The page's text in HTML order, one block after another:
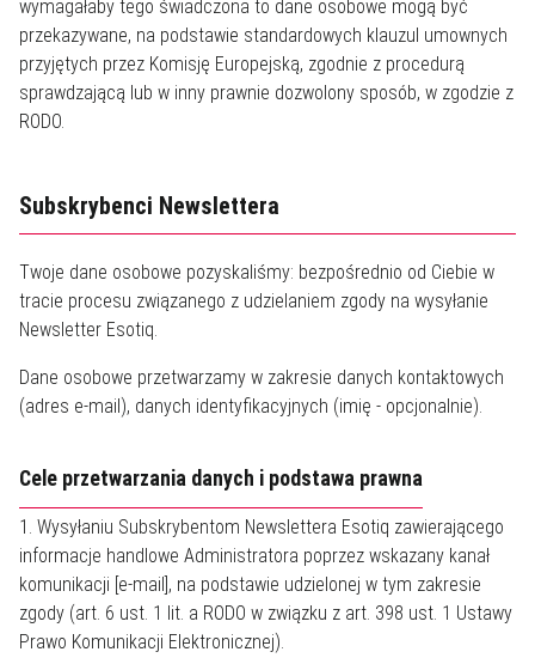
wymagałaby tego świadczona to dane osobowe mogą być
przekazywane, na podstawie standardowych klauzul umownych
przyjętych przez Komisję Europejską, zgodnie z procedurą
sprawdzającą lub w inny prawnie dozwolony sposób, w zgodzie z
RODO.
Subskrybenci Newslettera
Twoje dane osobowe pozyskaliśmy: bezpośrednio od Ciebie w
tracie procesu związanego z udzielaniem zgody na wysyłanie
Newsletter Esotiq.
Dane osobowe przetwarzamy w zakresie danych kontaktowych
(adres e-mail), danych identyfikacyjnych (imię - opcjonalnie).
Cele przetwarzania danych i podstawa prawna
1. Wysyłaniu Subskrybentom Newslettera Esotiq zawierającego
informacje handlowe Administratora poprzez wskazany kanał
komunikacji [e-mail], na podstawie udzielonej w tym zakresie
zgody (art. 6 ust. 1 lit. a RODO w związku z art. 398 ust. 1 Ustawy
Prawo Komunikacji Elektronicznej).